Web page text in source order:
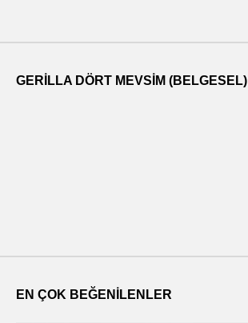
GERILLA DÖRT MEVSIM (BELGESEL)
EN ÇOK BEĞENILENLER